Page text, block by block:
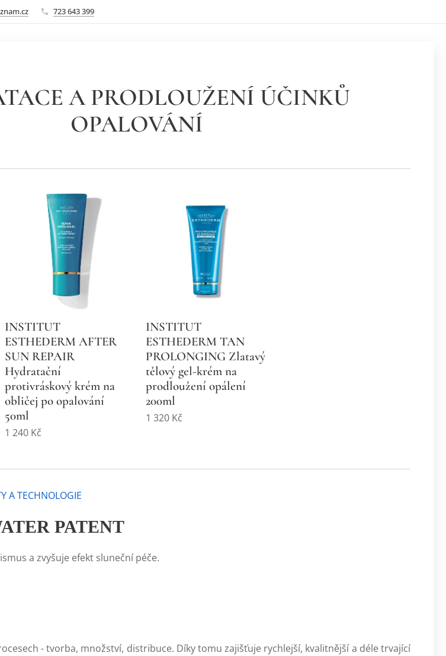
723 643 399
A PRODLOUŽENÍ ÚČINKŮ
OPALOVÁNÍ
INSTITUT
ESTHEDERM AFTER
SUN REPAIR
Hydratační
protivráskový krém na
obličej po opalování
50ml
1 240Kč
INSTITUT
ESTHEDERM TAN
PROLONGING Zlatavý
tělový gel-krém na
prodloužení opálení
200ml
1 320 Kč
A TECHNOLOGIE
PATENT
a zvyšuje efekt sluneční péče.
- tvorba, množství, distribuce. Díky tomu zajišťuje rychlejší, kvalitnější a déle trvající